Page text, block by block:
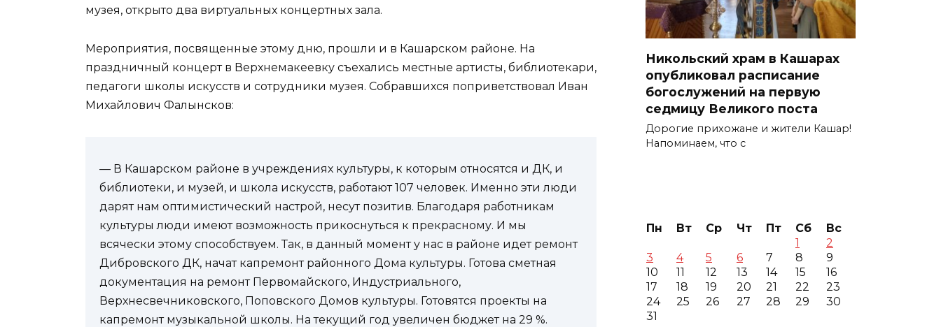
музея, открыто два виртуальных концертных зала.
Мероприятия, посвященные этому дню, прошли и в Кашарском районе. На
праздничный концерт в Верхнемакеевку съехались местные артисты, библиотекари,
педагоги школы искусств и сотрудники музея. Собравшихся поприветствовал Иван
Михайлович Фалынсков:
— В Кашарском районе в учреждениях культуры, к которым относятся и ДК, и
библиотеки, и музей, и школа искусств, работают 107 человек. Именно эти люди
дарят нам оптимистический настрой, несут позитив. Благодаря работникам
культуры люди имеют возможность при­коснуться к прекрасному. И мы
всячески этому способствуем. Так, в данный мо­мент у нас в районе идет ремонт
Дибров­ского ДК, начат капремонт районного Дома культуры. Готова сметная
докумен­тация на ремонт Первомайского, Ин­дустриального,
Верхнесвечниковского, Поповского Домов культуры. Готовятся проекты на
капремонт музыкальной шко­лы. На текущий год увеличен бюджет на 29 %.
Никольский храм в Кашарах
опубликовал расписание
богослужений на первую
седмицу Великого поста
Дорогие прихожане и жители Кашар!
Напоминаем, что с
Пн Вт Ср Чт Пт Сб
Вс
1
2
3
4 5 6 7 8
9
10
11 12 13 14 15
16
17
18 19 20 21 22
23
24
25 26 27 28 29
30
31